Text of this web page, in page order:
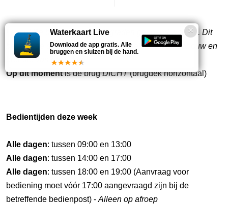
Let op! De brug kan max. 60 graden geopend worden. Dit
beperkt de doorvaarthoogte, afhankelijk van de opbouw en
breedte van het schip.
Op dit momentis de brugDICHT(brugdek horizontaal)
Bedientijden deze week
Alle dagen: tussen 09:00 en 13:00
Alle dagen: tussen 14:00 en 17:00
Alle dagen: tussen 18:00 en 19:00 (Aanvraag voor
bediening moet vóór 17:00 aangevraagd zijn bij de
betreffende bedienpost) - Alleen op afroep
Waterkaart Live
Download de app gratis. Alle
bruggen en sluizen bij de hand.